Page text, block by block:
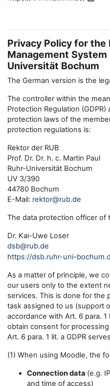
Privacy Policy for the
Management
Universität Bochum
The German version is the
The controller within the
Protection Regulation
protection laws of the
protection regulations is:
Rektor der RUB
Prof. Dr. Dr. h. c. Martin Paul
Ruhr-Universität Bochum
UV 3/390
44780 Bochum
E-Mail: rektor@rub.de
The data protection officer of
Dr. Kai-Uwe Loser
dsb@rub.de
https://dsb.ruhr-uni-
As a matter of principle, we
our users only to the extent
services. This is done for the
task assigned to us (support
accordance with Art. 6 para. 1
obtain consent for
Art. 6 para. 1 lit. a GDPR
(1) When using Moodle, the
Connection data (e.g.
and time of access)